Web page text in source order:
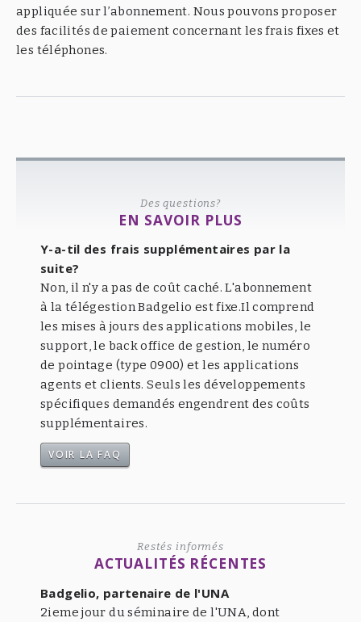
appliquée sur l’abonnement. Nous pouvons proposer
des facilités de paiement concernant les frais fixes et
les téléphones.
Des questions?
EN SAVOIR PLUS
Y-a-til des frais supplémentaires par la
suite?
Non, il n'y a pas de coût caché. L'abonnement
à la télégestion Badgelio est fixe.Il comprend
les mises à jours des applications mobiles, le
support, le back office de gestion, le numéro
de pointage (type 0900) et les applications
agents et clients. Seuls les développements
spécifiques demandés engendrent des coûts
supplémentaires.
VOIR LA FAQ
Restés informés
ACTUALITÉS RÉCENTES
Badgelio, partenaire de l'UNA
2ieme jour du séminaire de l'UNA, dont